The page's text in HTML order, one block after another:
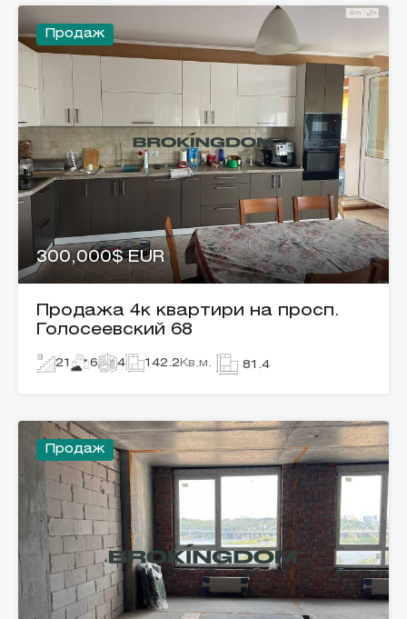
Продаж
300,000$ EUR
Продажа 4к квартири на просп.
Голосеевский 68
21 6 4 142.2 Кв.м. 81.4
Продаж